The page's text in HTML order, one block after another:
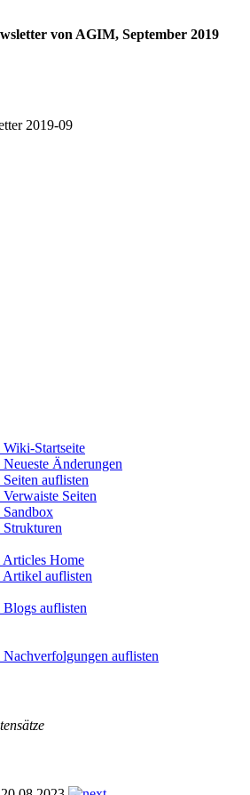
von AGIM, September 2019
2019-09
Wiki-Startseite
Neueste Änderungen
Seiten auflisten
Verwaiste Seiten
Sandbox
Strukturen
Articles Home
Artikel auflisten
Blogs auflisten
Nachverfolgungen auflisten